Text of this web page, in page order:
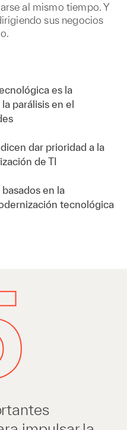
al mismo tiempo. Y
sus negocios
es la
parálisis en el
dar prioridad a la
de TI
en la
tecnológica